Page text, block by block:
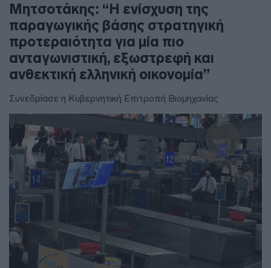
Μητσοτάκης: “Η ενίσχυση της
παραγωγικής βάσης στρατηγική
προτεραιότητα για μία πιο
ανταγωνιστική, εξωστρεφή και
ανθεκτική ελληνική οικονομία”
Συνεδρίασε η Κυβερνητική Επιτροπή Βιομηχανίας